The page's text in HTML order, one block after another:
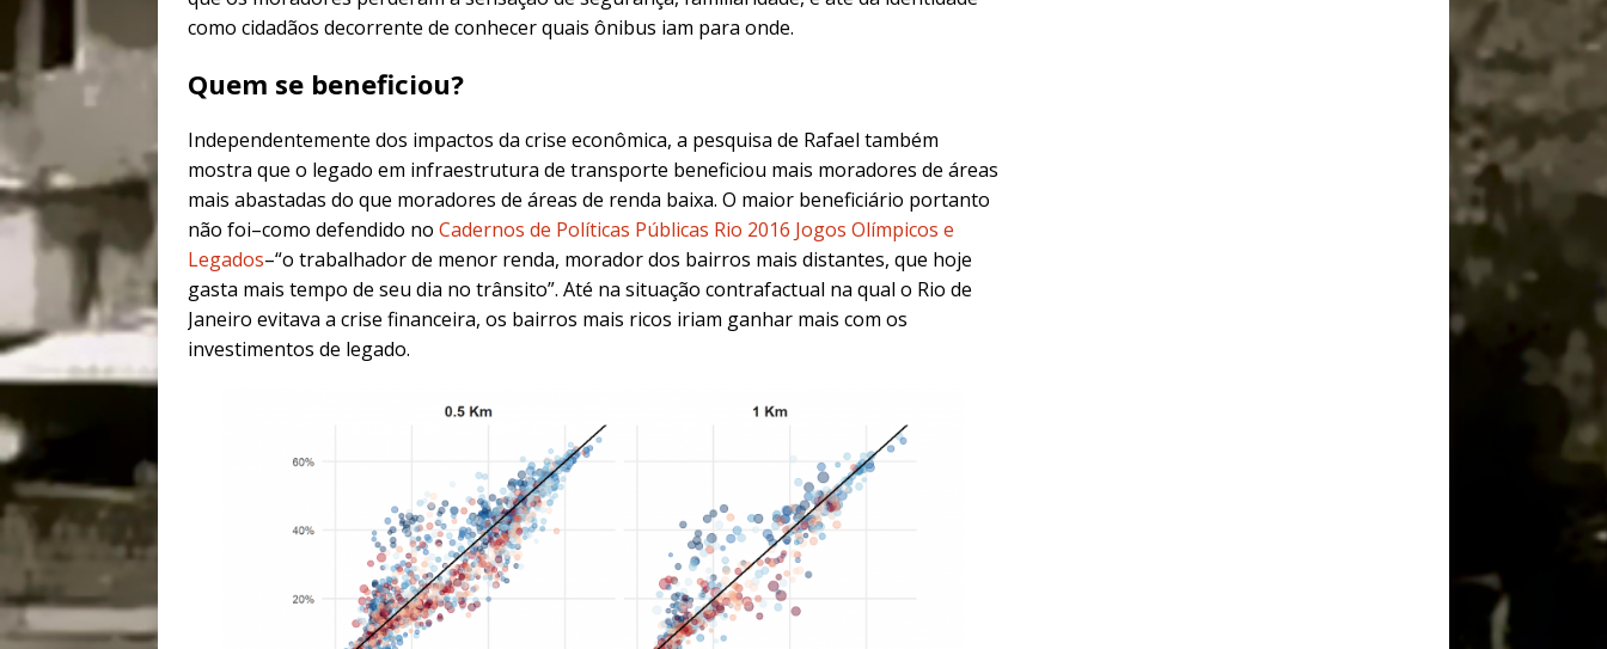
como cidadãos decorrente de conhecer quais ônibus iam para onde.
Quem se beneficiou?
Independentemente dos impactos da crise econômica, a pesquisa de Rafael também
mostra que o legado em infraestrutura de transporte beneficiou mais moradores de áreas
mais abastadas do que moradores de áreas de renda baixa. O maior beneficiário portanto
não foi–como defendido no Cadernos de Políticas Públicas Rio 2016 Jogos Olímpicos e
Legados–“o trabalhador de menor renda, morador dos bairros mais distantes, que hoje
gasta mais tempo de seu dia no trânsito”. Até na situação contrafactual na qual o Rio de
Janeiro evitava a crise financeira, os bairros mais ricos iriam ganhar mais com os
investimentos de legado.